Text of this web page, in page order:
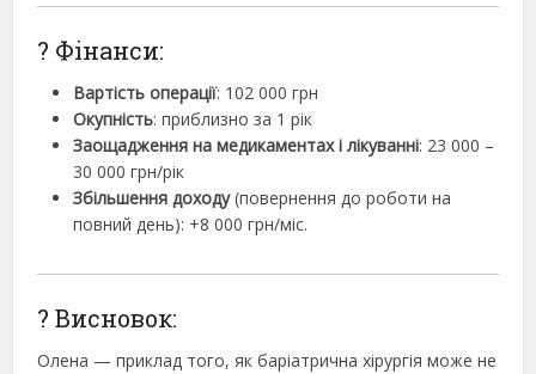
? Фінанси:
Вартість операції: 102 000 грн
Окупність: приблизно за 1 рік
Заощадження на медикаментах і лікуванні: 23 000 –
30 000 грн/рік
Збільшення доходу(повернення до роботи на
повний день): +8 000 грн/міс.
? Висновок:
Олена — приклад того, як баріатрична хірургія може не